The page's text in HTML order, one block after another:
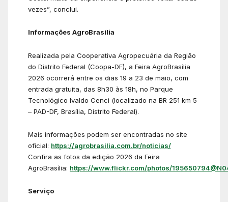
vezes”, conclui.
Informações AgroBrasília
Realizada pela Cooperativa Agropecuária da Região
do Distrito Federal (Coopa-DF), a Feira AgroBrasília
2026 ocorrerá entre os dias 19 a 23 de maio, com
entrada gratuita, das 8h30 às 18h, no Parque
Tecnológico Ivaldo Cenci (localizado na BR 251 km 5
– PAD-DF, Brasília, Distrito Federal).
Mais informações podem ser encontradas no site
oficial: https://agrobrasilia.com.br/noticias/
Confira as fotos da edição 2026 da Feira
AgroBrasília: https://www.flickr.com/photos/
Serviço